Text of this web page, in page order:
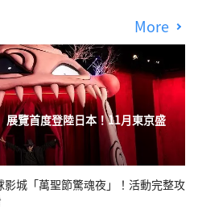
More
展覽首度登陸日本！11月東京盛
影城「萬聖節驚魂夜」！活動完整攻